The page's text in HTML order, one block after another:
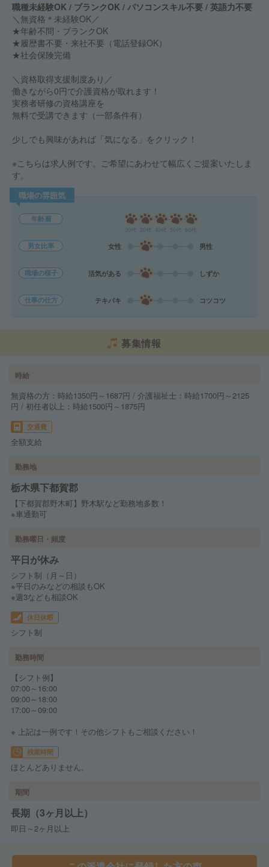
職種未経験OK / ブランクOK / パソコンスキル不要 / 英語力不要
＼無資格＊未経験OK／
★年齢不問・ブランクOK
★履歴書不要・来社不要（電話登録OK）
★社会保険完備
＼資格取得支援制度あり／
働きながら0円で介護資格が取れます！
実務者研修の資格講座を
無料で受講できます（一部条件有）
少しでも興味があれば「気になる」をクリック！
※こちらは求人例です。ご希望にあわせて幅広くご提案いたしま
す。
職場の雰囲気
年齢層
男女比率 女性 男性
職場の様子 活気がある しずか
仕事の仕方 テキパキ コツコツ
募集情報
時給
無資格の方：時給1350円～1687円 / 介護福祉士：時給1700円～2125
円 / 初任者以上：時給1500円～1875円
交通費
全額支給
勤務地
栃木県下都賀郡
【下都賀郡野木町】野木駅など勤務地多数！
※車通勤可
勤務曜日・頻度
平日が休み
シフト制（月～日）
※平日のみなどの相談もOK
※週3なども相談OK
休日休暇
シフト制
勤務時間
【シフト例】
07:00～16:00
09:00～18:00
17:00～09:00
※ 上記は一例です！その他シフトもご相談ください！
残業時間
ほとんどありません。
期間
長期（3ヶ月以上）
即日～2ヶ月以上